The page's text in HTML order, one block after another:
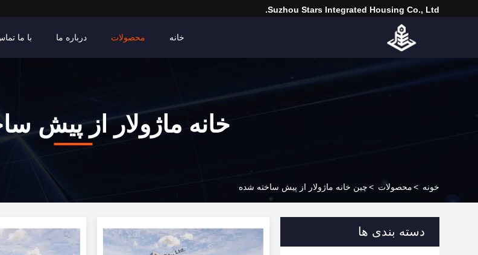
Suzhou Stars Integrated Housing Co., Ltd.
خانه محصولات درباره ما با ما
خانه ماژولار از پیش
خونه >محصولات >چین خانه ماژولار از پیش ساخته شده
دسته بندی ها